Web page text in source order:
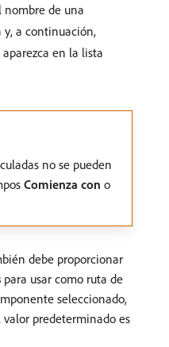
nombre de una
a continuación,
en la lista
no se pueden
Comienza con o
debe proporcionar
para usar como ruta de
seleccionado,
valor predeterminado es